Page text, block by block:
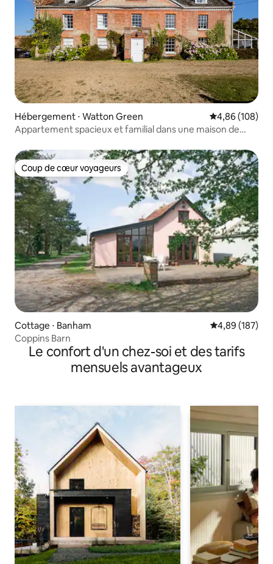
Hébergement ⋅ Watton Green Évaluation
4,86 (108)
Appartement spacieux et familial dans une maison de
Coup de cœur voyageurs
Coup de cœur voyageurs
Cottage ⋅ Banham Évaluation
4,89 (187)
Coppins Barn
Le confort d'un chez-soi et des tarifs
mensuels avantageux